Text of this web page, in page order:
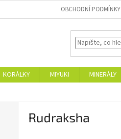
OBCHODNÍ PODMÍNKY
KORÁLKY MIYUKI MINERÁLY
Rudraksha